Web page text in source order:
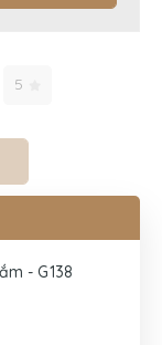
5
- G138